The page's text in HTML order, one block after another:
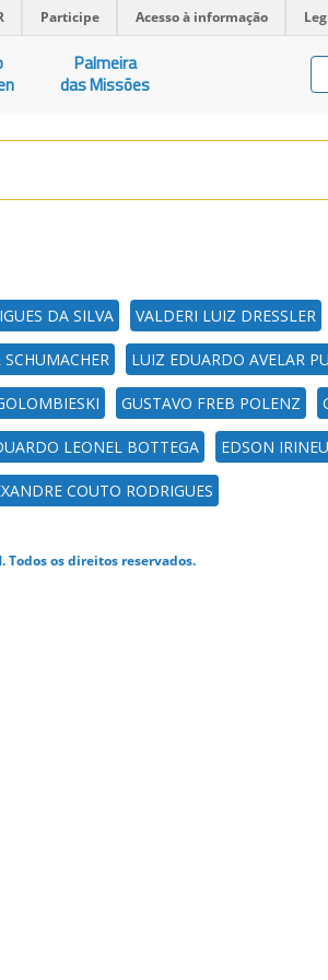
Participe Acesso à informação
Palmeira
das Missões
DA SILVA VALDERI LUIZ DRESSLER
LUIZ EDUARDO AVELAR
GUSTAVO FREB POLENZ
LEONEL BOTTEGA EDSON
COUTO RODRIGUES
Todos os direitos reservados.